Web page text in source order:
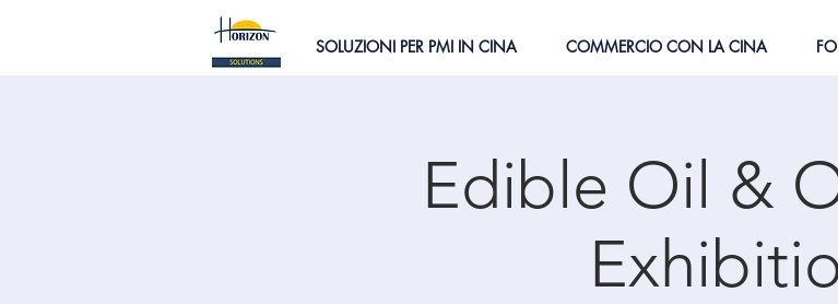
SOLUZIONI PER PMI IN CINA COMMERCIO CON LA CINA
Edible Oil &